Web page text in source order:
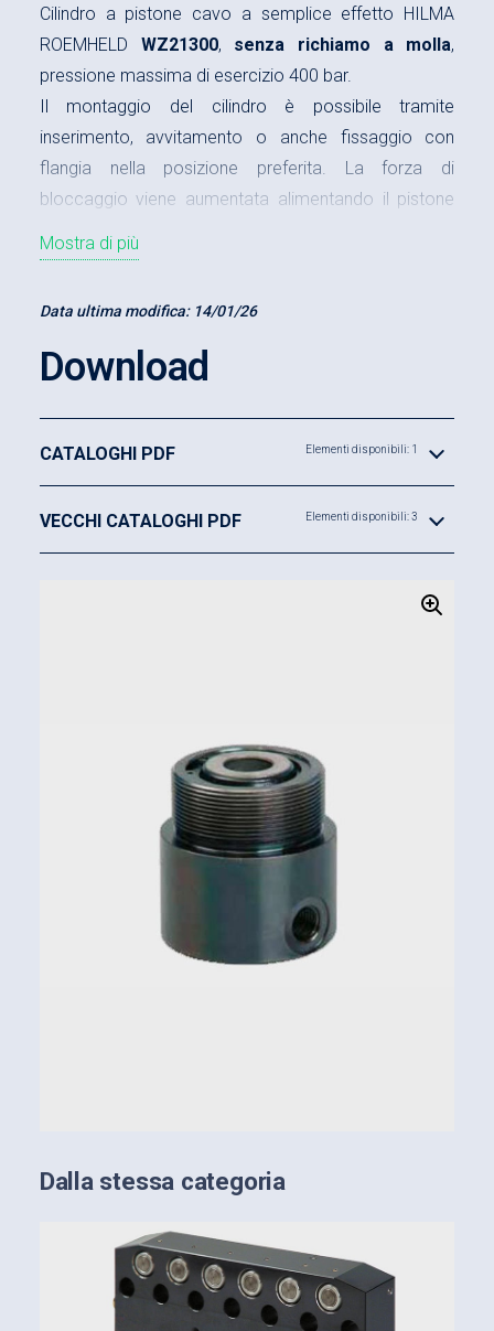
Dalla stessa categoria
Cilindro a pistone cavo a semplice effetto HILMA
ROEMHELD WZ21300, senza richiamo a molla,
pressione massima di esercizio 400 bar.
Il montaggio del cilindro è possibile tramite
inserimento, avvitamento o anche fissaggio con
flangia nella posizione preferita. La forza di
bloccaggio viene aumentata alimentando il pistone
avviene tramite l’azione di una forza esterna. Il
temprato e rettificato. Il corpo del cilindro a pistone
cavo viene realizzato in acciaio da bonifica, mentre
la superficie esterna è brunita.
Caratteristiche:
Corsa da 12 a 15 mm
Struttura piatta e compatta
Movimento uniforme del pistone
Limitazione della corsa predisposta per
Facilità di allestimento a posteriori (retrofit)
Trasmissione ideale della forza
Mostra di più
Data ultima modifica: 14/01/26
Download
CATALOGHI PDF Elementi disponibili: 1
VECCHI CATALOGHI PDF Elementi disponibili: 3